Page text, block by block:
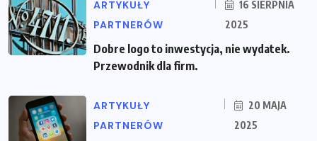
ARTYKUŁY
PARTNERÓW
16 SIERPNIA
2025
Dobre logo to inwestycja, nie wydatek.
Przewodnik dla firm.
ARTYKUŁY
PARTNERÓW
20 MAJA
2025